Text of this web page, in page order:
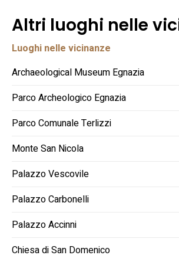
Altri luoghi nelle
Luoghi nelle vicinanze
Archaeological Museum Egnazia
Parco Archeologico Egnazia
Parco Comunale Terlizzi
Monte San Nicola
Palazzo Vescovile
Palazzo Carbonelli
Palazzo Accinni
Chiesa di San Domenico